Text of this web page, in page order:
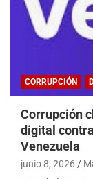
CORRUPCIÓN
Corrupción
digital
Venezuela
junio 8, 2026